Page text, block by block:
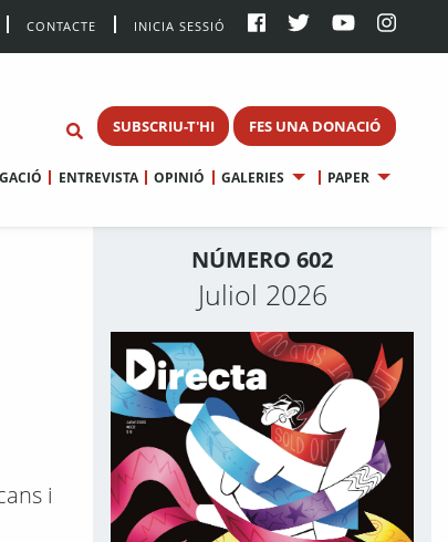
CONTACTE INICIA SESSIÓ
SUBSCRIU-T'HI FES UNA DONACIÓ
ENTREVISTA OPINIÓ GALERIES PAPER
i
NÚMERO 602
Juliol 2026